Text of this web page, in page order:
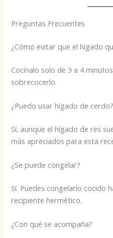
Preguntas Frecuentes
¿Cómo evitar que el hígado
Cocínalo solo de 3 a 4
sobrecocerlo.
¿Puedo usar hígado de cerdo?
Sí, aunque el hígado de res
más apreciados para esta
¿Se puede congelar?
Sí. Puedes congelarlo cocido
recipiente hermético.
¿Con qué se acompaña?